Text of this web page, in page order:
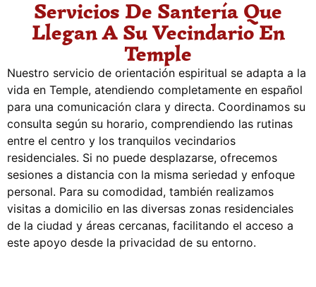
Servicios De Santería Que
Llegan A Su Vecindario En
Temple
Nuestro servicio de orientación espiritual se adapta a la
vida en Temple, atendiendo completamente en español
para una comunicación clara y directa. Coordinamos su
consulta según su horario, comprendiendo las rutinas
entre el centro y los tranquilos vecindarios
residenciales. Si no puede desplazarse, ofrecemos
sesiones a distancia con la misma seriedad y enfoque
personal. Para su comodidad, también realizamos
visitas a domicilio en las diversas zonas residenciales
de la ciudad y áreas cercanas, facilitando el acceso a
este apoyo desde la privacidad de su entorno.